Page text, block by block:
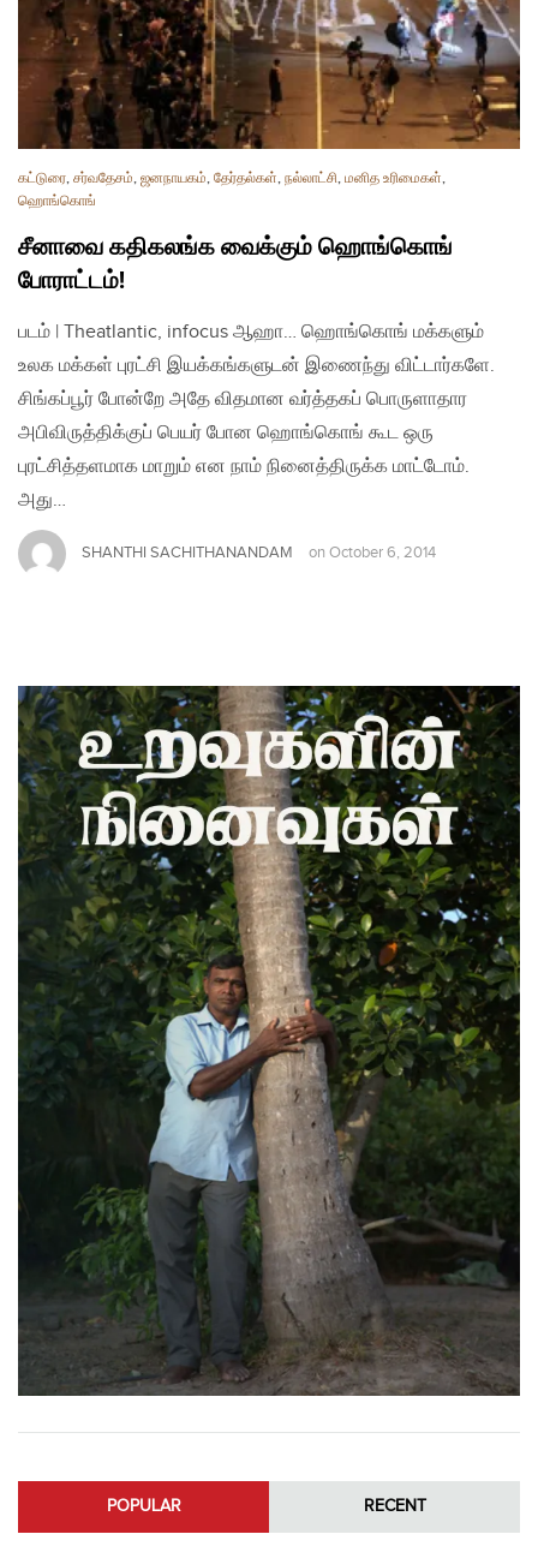
கட்டுரை, சர்வதேசம், ஜனநாயகம், தேர்தல்கள், நல்லாட்சி, மனித உரிமைகள்,
ஹொங்கொங்
சீனாவை கதிகலங்க வைக்கும் ஹொங்கொங்
போராட்டம்!
படம் | Theatlantic, infocus ஆஹா… ஹொங்கொங் மக்களும்
உலக மக்கள் புரட்சி இயக்கங்களுடன் இணைந்து விட்டார்களே.
சிங்கப்பூர் போன்றே அதே விதமான வர்த்தகப் பொருளாதார
அபிவிருத்திக்குப் பெயர் போன ஹொங்கொங் கூட ஒரு
புரட்சித்தளமாக மாறும் என நாம் நினைத்திருக்க மாட்டோம்.
அது…
SHANTHI SACHITHANANDAM on October 6, 2014
POPULAR RECENT